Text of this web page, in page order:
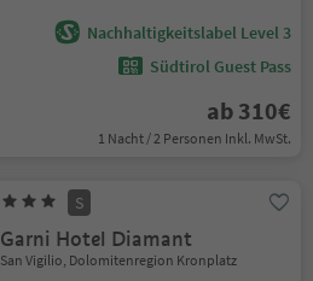
Nachhaltigkeitslabel Level 3
Südtirol Guest Pass
ab 310€
1 Nacht / 2 Personen Inkl. MwSt.
S
Garni Hotel Diamant
San Vigilio, Dolomitenregion Kronplatz